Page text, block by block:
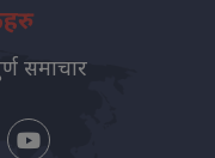
समाचार